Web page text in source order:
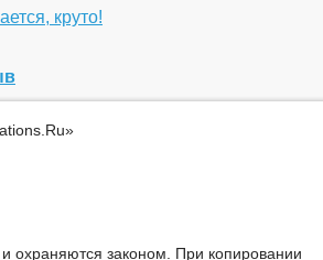
круто!
охраняются законом. При копировании